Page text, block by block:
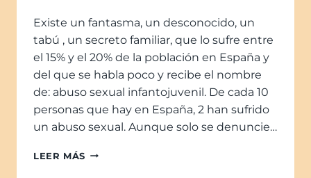
Existe un fantasma, un desconocido, un
tabú , un secreto familiar, que lo sufre entre
el 15% y el 20% de la población en España y
del que se habla poco y recibe el nombre
de: abuso sexual infantojuvenil. De cada 10
personas que hay en España, 2 han sufrido
un abuso sexual. Aunque solo se denuncie…
LEER MÁS